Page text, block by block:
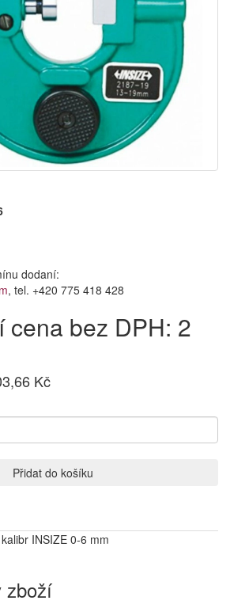
dodaní:
, tel. +420 775 418 428
cena bez DPH: 2
Kč
Přidat do košíku
INSIZE 0-6 mm
zboží